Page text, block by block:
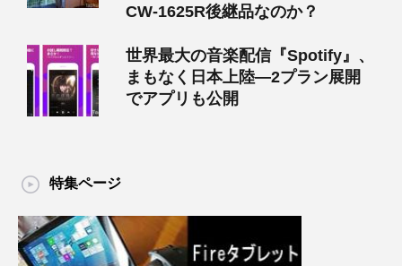
CW-1625R後継品なのか？
世界最大の音楽配信『Spotify』、
まもなく日本上陸―2プラン展開
でアプリも公開
特集ページ